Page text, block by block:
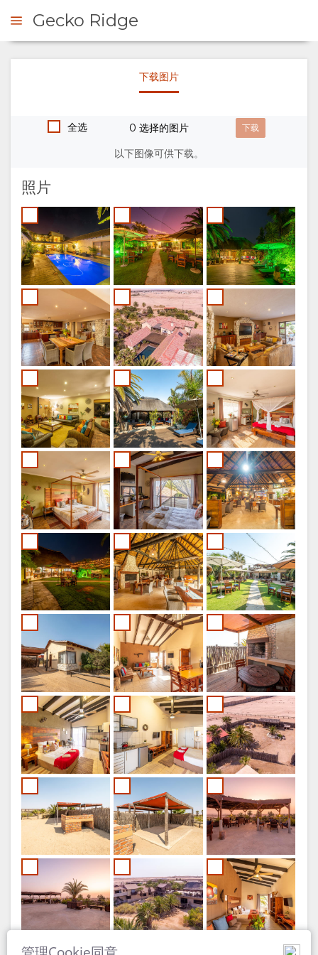
关
于
我
设
施
图
片
库
图
片
视
频
地
图
地
点
方
向
联
系
更
换
语
言
德
西
班
Gecko Ridge
下载图片
全选 0 选择的图片
以下图像可供下载。
照片